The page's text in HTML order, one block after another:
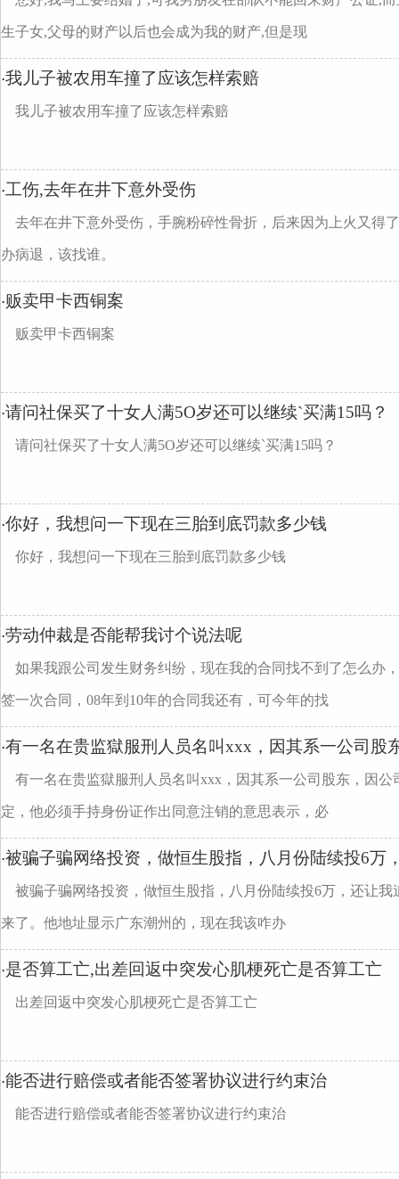
生子女,父母的财产以后也会成为我的财产,但是现
·我儿子被农用车撞了应该怎样索赔
我儿子被农用车撞了应该怎样索赔
·工伤,去年在井下意外受伤
去年在井下意外受伤，手腕粉碎性骨折，后来因为上火又得
办病退，该找谁。
·贩卖甲卡西铜案
贩卖甲卡西铜案
·请问社保买了十女人满5O岁还可以继续`买满15吗？
请问社保买了十女人满5O岁还可以继续`买满15吗？
·你好，我想问一下现在三胎到底罚款多少钱
你好，我想问一下现在三胎到底罚款多少钱
·劳动仲裁是否能帮我讨个说法呢
如果我跟公司发生财务纠纷，现在我的合同找不到了怎么办
签一次合同，08年到10年的合同我还有，可今年的找
·有一名在贵监獄服刑人员名叫xxx，因其系一公司股
有一名在贵监獄服刑人员名叫xxx，因其系一公司股东，因
定，他必须手持身份证作出同意注销的意思表示，必
·被骗子骗网络投资，做恒生股指，八月份陆续投6万
被骗子骗网络投资，做恒生股指，八月份陆续投6万，还让
来了。他地址显示广东潮州的，现在我该咋办
·是否算工亡,出差回返中突发心肌梗死亡是否算工亡
出差回返中突发心肌梗死亡是否算工亡
·能否进行赔偿或者能否签署协议进行约束治
能否进行赔偿或者能否签署协议进行约束治